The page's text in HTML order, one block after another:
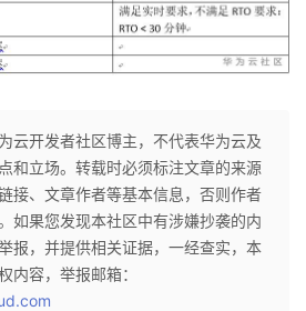
云开发者社区博主，不代表华为云及
和立场。转载时必须标注文章的来源
接、文章作者等基本信息，否则作者
如果您发现本社区中有涉嫌抄袭的内
报，并提供相关证据，一经查实，本
内容，举报邮箱：